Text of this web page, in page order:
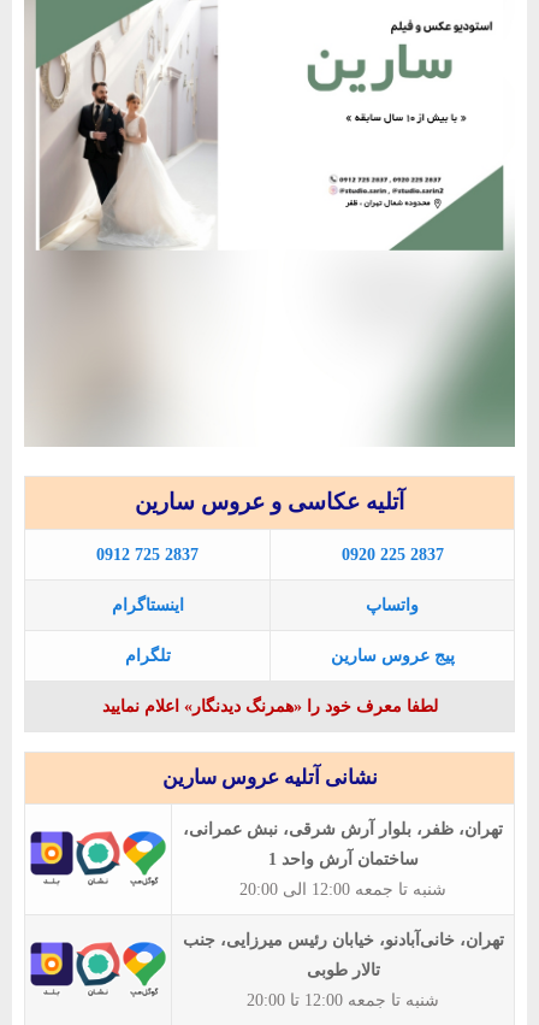
آتلیه عکاسی و عروس سارین
0912 725 2837 0920 225 2837
اینستاگرام واتساپ
تلگرام پیج عروس سارین
لطفا معرف خود را «همرنگ دیدنگار» اعلام نمایید
نشانی آتلیه عروس سارین
تهران، ظفر، بلوار آرش شرقی، نبش عمرانی،
ساختمان آرش واحد 1
شنبه تا جمعه 12:00 الی 20:00
تهران، خانی‌آبادنو، خیابان رئیس میرزایی، جنب
تالار طوبی
شنبه تا جمعه 12:00 تا 20:00